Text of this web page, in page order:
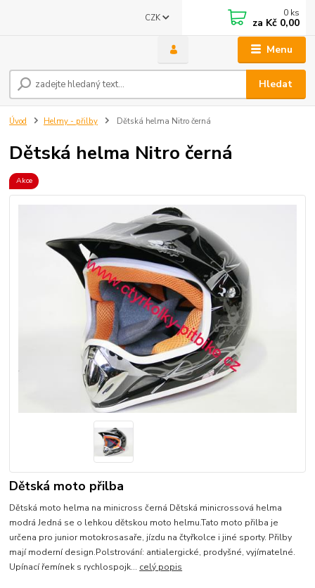
Menu
CZK
Hledat
0 ks
za Kč 0,00
Úvod Helmy - přilby Dětská helma Nitro černá
Dětská helma Nitro černá
Akce
Dětská moto přilba
Dětská moto helma na minicross černá Dětská minicrossová helma
modrá Jedná se o lehkou dětskou moto helmu.Tato moto přilba je
určena pro junior motokrosasaře, jízdu na čtyřkolce i jiné sporty. Přilby
mají moderní design.Polstrování: antialergické, prodyšné, vyjímatelné.
Upínací řemínek s rychlospojk... celý popis